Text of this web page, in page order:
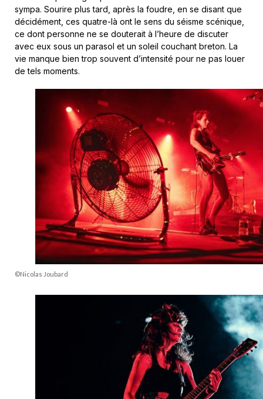
sympa. Sourire plus tard, après la foudre, en se disant que
décidément, ces quatre-là ont le sens du séisme scénique,
ce dont personne ne se douterait à l’heure de discuter
avec eux sous un parasol et un soleil couchant breton. La
vie manque bien trop souvent d’intensité pour ne pas louer
de tels moments.
©Nicolas Joubard